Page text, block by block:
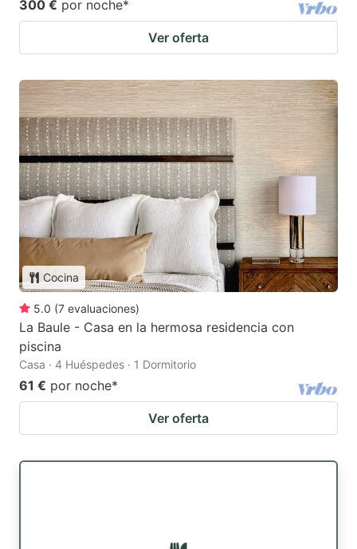
300 € por noche*
Ver oferta
Cocina
5.0 (7 evaluaciones)
La Baule - Casa en la hermosa residencia con
piscina
Casa · 4 Huéspedes · 1 Dormitorio
61 € por noche*
Ver oferta